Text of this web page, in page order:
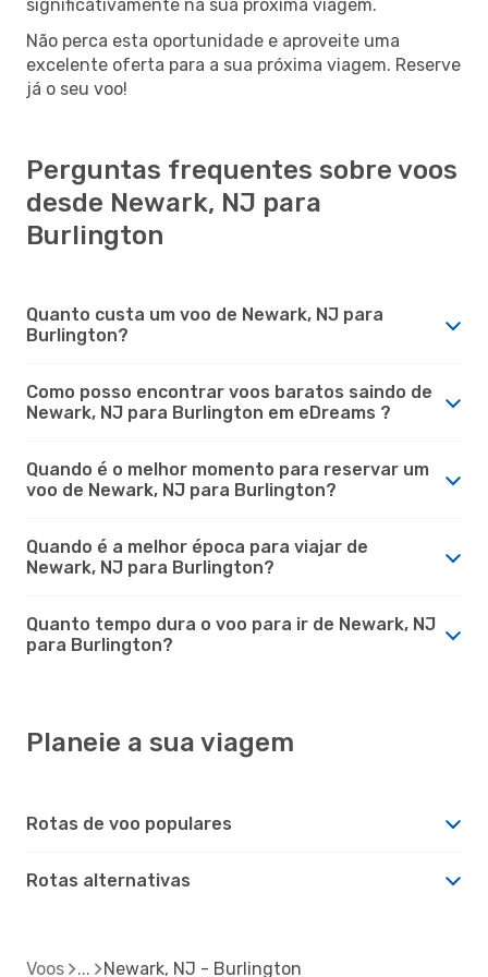
significativamente na sua próxima viagem.
Não perca esta oportunidade e aproveite uma
excelente oferta para a sua próxima viagem. Reserve
já o seu voo!
Perguntas frequentes sobre voos
desde Newark, NJ para
Burlington
Quanto custa um voo de Newark, NJ para
Burlington?
Como posso encontrar voos baratos saindo de
Newark, NJ para Burlington em eDreams ?
Quando é o melhor momento para reservar um
voo de Newark, NJ para Burlington?
Quando é a melhor época para viajar de
Newark, NJ para Burlington?
Quanto tempo dura o voo para ir de Newark, NJ
para Burlington?
Planeie a sua viagem
Rotas de voo populares
Rotas alternativas
Voos Newark, NJ - Burlington